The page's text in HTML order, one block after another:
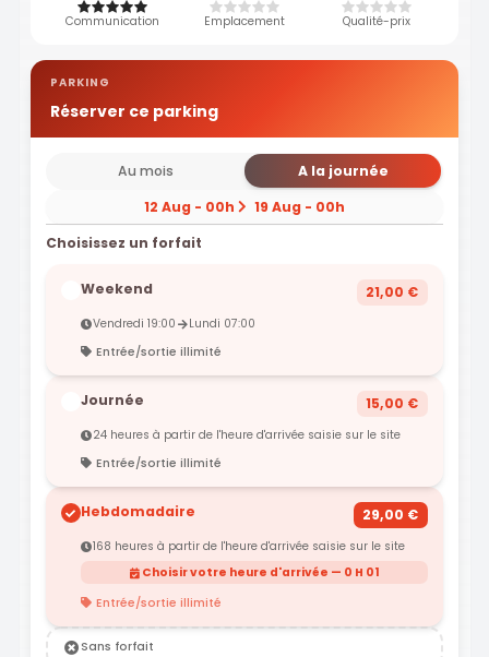
Communication Emplacement Qualité-prix
PARKING
Réserver ce parking
Au mois
A la journée
12 Aug - 00h
19 Aug - 00h
Choisissez un forfait
Weekend 21,00 €
Vendredi 19:00
Lundi 07:00
Entrée/sortie illimité
Journée 15,00 €
24 heures à partir de l'heure d'arrivée saisie sur le site
Entrée/sortie illimité
Hebdomadaire 29,00 €
168 heures à partir de l'heure d'arrivée saisie sur le site
Choisir votre heure d'arrivée — 0 H 01
Entrée/sortie illimité
Sans forfait